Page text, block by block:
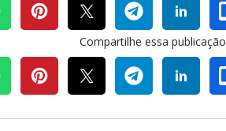
Compartilhe essa publicação